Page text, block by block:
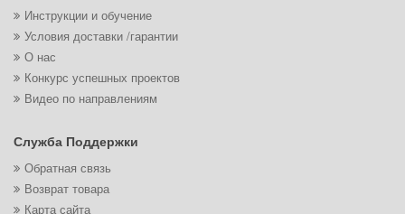
Инструкции и обучение
Условия доставки /гарантии
О нас
Конкурс успешных проектов
Видео по направлениям
Служба Поддержки
Обратная связь
Возврат товара
Карта сайта